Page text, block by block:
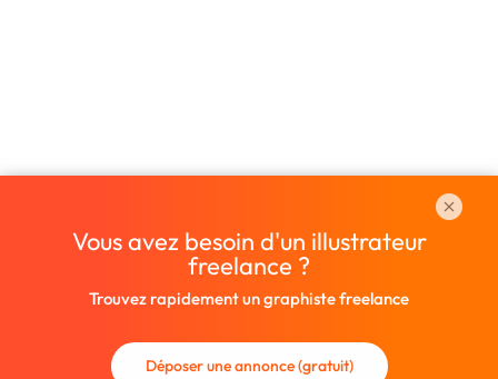
Vous avez besoin d'un illustrateur
freelance ?
Trouvez rapidement un graphiste freelance
Déposer une annonce (gratuit)